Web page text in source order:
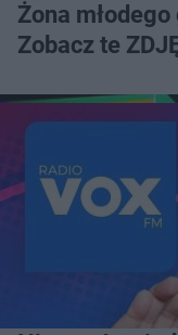
Żona
Zobacz te